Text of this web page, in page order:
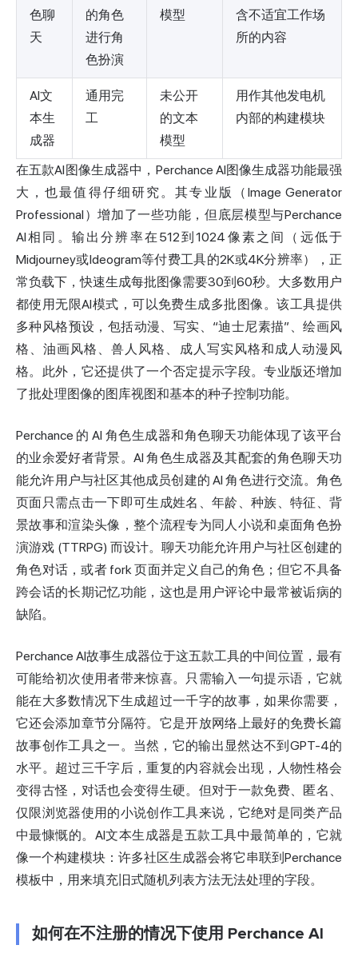
色聊
天
的角色
进行角
色扮演
模型
含不适宜工作场
所的内容
AI文
本生
成器
通用完
工
未公开
的文本
模型
用作其他发电机
内部的构建模块
在五款AI图像生成器中，Perchance AI图像生成器功能最强
大，也最值得仔细研究。其专业版（ Image Generator
Professional）增加了一些功能，但底层模型与Perchance
AI相同。输出分辨率在512到1024像素之间（远低于
Midjourney或Ideogram等付费工具的2K或4K分辨率），正
常负载下，快速生成每批图像需要30到60秒。大多数用户
都使用无限AI模式，可以免费生成多批图像。该工具提供
多种风格预设，包括动漫、写实、“迪士尼素描”、绘画风
格、油画风格、兽人风格、成人写实风格和成人动漫风
格。此外，它还提供了一个否定提示字段。专业版还增加
了批处理图像的图库视图和基本的种子控制功能。
Perchance 的 AI 角色生成器和角色聊天功能体现了该平台
的业余爱好者背景。AI 角色生成器及其配套的角色聊天功
能允许用户与社区其他成员创建的 AI 角色进行交流。角色
页面只需点击一下即可生成姓名、年龄、种族、特征、背
景故事和渲染头像，整个流程专为同人小说和桌面角色扮
演游戏 (TTRPG) 而设计。聊天功能允许用户与社区创建的
角色对话，或者 fork 页面并定义自己的角色；但它不具备
跨会话的长期记忆功能，这也是用户评论中最常被诟病的
缺陷。
Perchance AI故事生成器位于这五款工具的中间位置，最有
可能给初次使用者带来惊喜。只需输入一句提示语，它就
能在大多数情况下生成超过一千字的故事，如果你需要，
它还会添加章节分隔符。它是开放网络上最好的免费长篇
故事创作工具之一。当然，它的输出显然达不到GPT-4的
水平。超过三千字后，重复的内容就会出现，人物性格会
变得古怪，对话也会变得生硬。但对于一款免费、匿名、
仅限浏览器使用的小说创作工具来说，它绝对是同类产品
中最慷慨的。AI文本生成器是五款工具中最简单的，它就
像一个构建模块：许多社区生成器会将它串联到Perchance
模板中，用来填充旧式随机列表方法无法处理的字段。
如何在不注册的情况下使用 Perchance AI